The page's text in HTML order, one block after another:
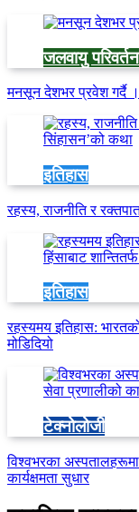
जलवायु परिवर्तन
मनसून देशभर प्रवेश गर्दै ।
इतिहास
रहस्य, राजनीति र
इतिहास
रहस्यमय इतिहास:
मोडिदियो
टेक्नोलोजी
विश्वभरका
कार्यक्षमता सुधार